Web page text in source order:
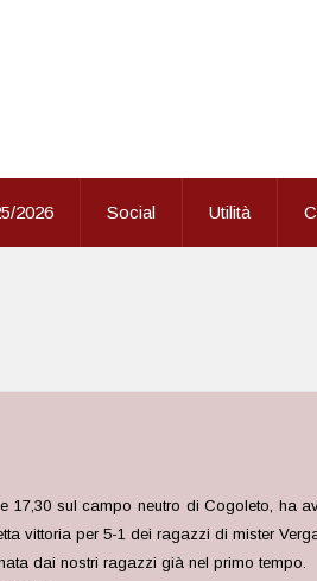
2026 Social Utilità
sul campo neutro di Cogoleto, ha
vittoria per 5-1 dei ragazzi di mister
dai nostri ragazzi già nel primo tempo.